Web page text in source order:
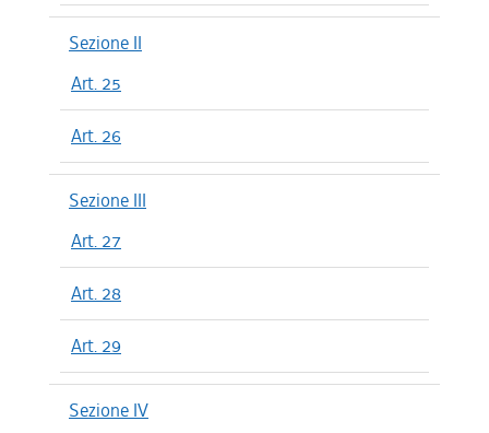
Sezione II
Art. 25
Art. 26
Sezione III
Art. 27
Art. 28
Art. 29
Sezione IV